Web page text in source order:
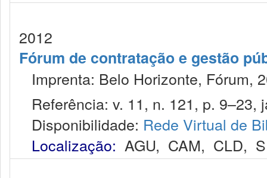
2012
Fórum de contratação e gestão
Imprenta: Belo Horizonte, Fórum,
Referência: v. 11, n. 121, p. 9–23,
Disponibilidade: Rede Virtual de
Localização: AGU, CAM, CLD,